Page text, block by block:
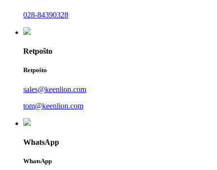
028-84390328
Retpoŝto
Retpoŝto
sales@keenlion.com
tom@keenlion.com
WhatsApp
WhatsApp